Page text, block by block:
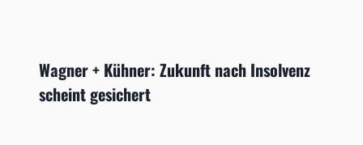
Wagner + Kühner: Zukunft nach Insolvenz
scheint gesichert